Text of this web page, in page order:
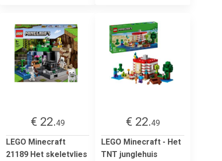
€ 22.49
LEGO Minecraft
21189 Het skeletvlies
€ 22.49
LEGO Minecraft - Het
TNT junglehuis